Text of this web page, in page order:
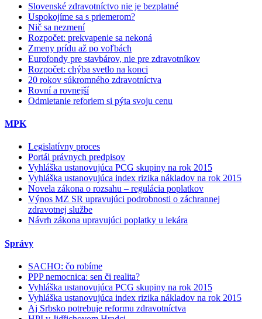
Slovenské zdravotníctvo nie je bezplatné
Uspokojíme sa s priemerom?
Nič sa nezmení
Rozpočet: prekvapenie sa nekoná
Zmeny prídu až po voľbách
Eurofondy pre stavbárov, nie pre zdravotníkov
Rozpočet: chýba svetlo na konci
20 rokov súkromného zdravotníctva
Rovní a rovnejší
Odmietanie reforiem si pýta svoju cenu
MPK
Legislatívny proces
Portál právnych predpisov
Vyhláška ustanovujúca PCG skupiny na rok 2015
Vyhláška ustanovujúca index rizika nákladov na rok 2015
Novela zákona o rozsahu – regulácia poplatkov
Výnos MZ SR upravujúci podrobnosti o záchrannej
zdravotnej službe
Návrh zákona upravujúci poplatky u lekára
Správy
SACHO: čo robíme
PPP nemocnica: sen či realita?
Vyhláška ustanovujúca PCG skupiny na rok 2015
Vyhláška ustanovujúca index rizika nákladov na rok 2015
Aj Srbsko potrebuje reformu zdravotníctva